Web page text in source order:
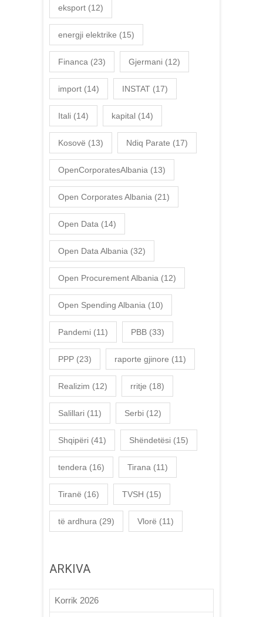
eksport (12)
energji elektrike (15)
Financa (23) Gjermani (12)
import (14) INSTAT (17)
Itali (14) kapital (14)
Kosovë (13) Ndiq Parate (17)
OpenCorporatesAlbania (13)
Open Corporates Albania (21)
Open Data (14)
Open Data Albania (32)
Open Procurement Albania (12)
Open Spending Albania (10)
Pandemi (11) PBB (33)
PPP (23) raporte gjinore (11)
Realizim (12) rritje (18)
Salillari (11) Serbi (12)
Shqipëri (41) Shëndetësi (15)
tendera (16) Tirana (11)
Tiranë (16) TVSH (15)
të ardhura (29) Vlorë (11)
ARKIVA
Korrik 2026